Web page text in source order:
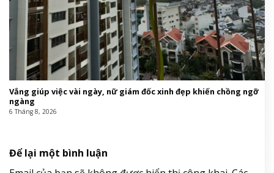
Vắng giúp việc vài ngày, nữ giám đốc xinh đẹp khiến chồng ngỡ
ngàng
6 Tháng 8, 2026
Để lại một bình luận